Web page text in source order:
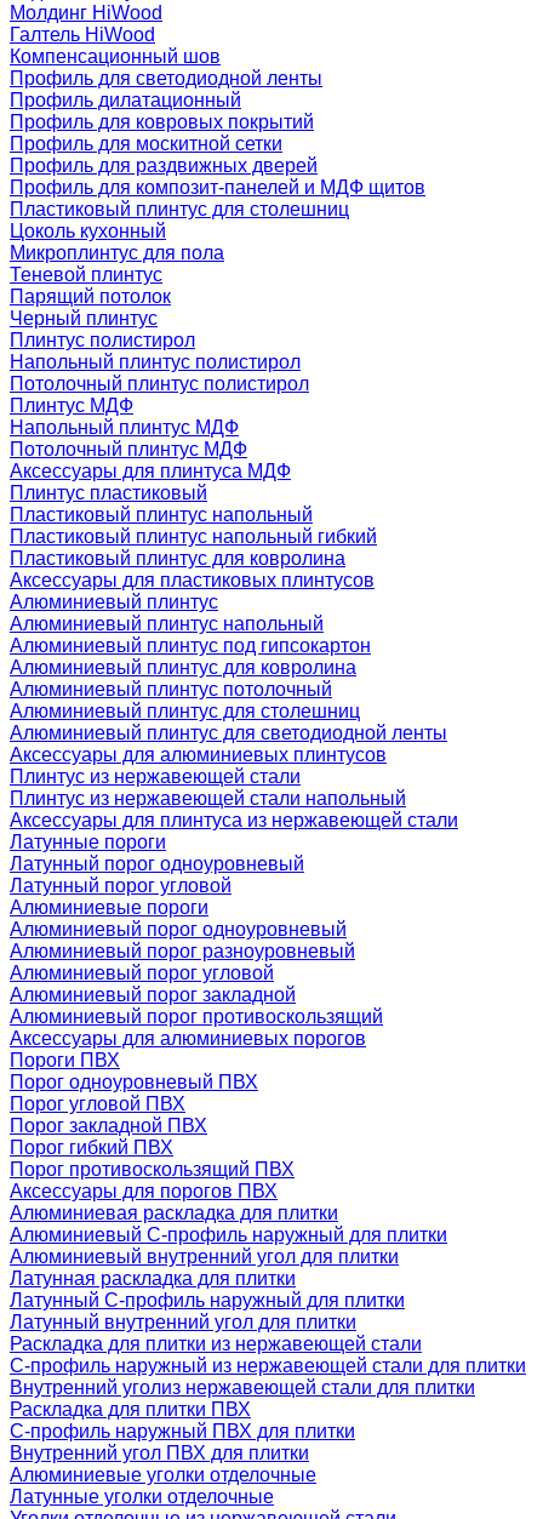
Молдинг HiWood
Галтель HiWood
Компенсационный шов
Профиль для светодиодной ленты
Профиль дилатационный
Профиль для ковровых покрытий
Профиль для москитной сетки
Профиль для раздвижных дверей
Профиль для композит-панелей и МДФ щитов
Пластиковый плинтус для столешниц
Цоколь кухонный
Микроплинтус для пола
Теневой плинтус
Парящий потолок
Черный плинтус
Плинтус полистирол
Напольный плинтус полистирол
Потолочный плинтус полистирол
Плинтус МДФ
Напольный плинтус МДФ
Потолочный плинтус МДФ
Аксессуары для плинтуса МДФ
Плинтус пластиковый
Пластиковый плинтус напольный
Пластиковый плинтус напольный гибкий
Пластиковый плинтус для ковролина
Аксессуары для пластиковых плинтусов
Алюминиевый плинтус
Алюминиевый плинтус напольный
Алюминиевый плинтус под гипсокартон
Алюминиевый плинтус для ковролина
Алюминиевый плинтус потолочный
Алюминиевый плинтус для столешниц
Алюминиевый плинтус для светодиодной ленты
Аксессуары для алюминиевых плинтусов
Плинтус из нержавеющей стали
Плинтус из нержавеющей стали напольный
Аксессуары для плинтуса из нержавеющей стали
Латунные пороги
Латунный порог одноуровневый
Латунный порог угловой
Алюминиевые пороги
Алюминиевый порог одноуровневый
Алюминиевый порог разноуровневый
Алюминиевый порог угловой
Алюминиевый порог закладной
Алюминиевый порог противоскользящий
Аксессуары для алюминиевых порогов
Пороги ПВХ
Порог одноуровневый ПВХ
Порог угловой ПВХ
Порог закладной ПВХ
Порог гибкий ПВХ
Порог противоскользящий ПВХ
Аксессуары для порогов ПВХ
Алюминиевая раскладка для плитки
Алюминиевый С-профиль наружный для плитки
Алюминиевый внутренний угол для плитки
Латунная раскладка для плитки
Латунный С-профиль наружный для плитки
Латунный внутренний угол для плитки
Раскладка для плитки из нержавеющей стали
С-профиль наружный из нержавеющей стали для плитки
Внутренний уголиз нержавеющей стали для плитки
Раскладка для плитки ПВХ
С-профиль наружный ПВХ для плитки
Внутренний угол ПВХ для плитки
Алюминиевые уголки отделочные
Латунные уголки отделочные